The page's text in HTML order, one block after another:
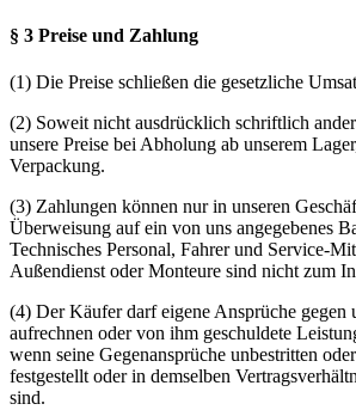
§ 3 Preise und Zahlung
(1) Die Preise schließen die gesetzliche
(2) Soweit nicht ausdrücklich schriftlich
unsere Preise bei Abholung ab unserem
Verpackung.
(3) Zahlungen können nur in unseren
Überweisung auf ein von uns angegebenes
Technisches Personal, Fahrer und Service-
Außendienst oder Monteure sind nicht zum
(4) Der Käufer darf eigene Ansprüche gegen
aufrechnen oder von ihm geschuldete
wenn seine Gegenansprüche unbestritten
festgestellt oder in demselben
sind.